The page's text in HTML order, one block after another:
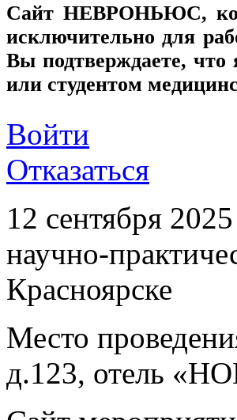
Сайт НЕВРОНЬЮС,
исключительно для
Вы подтверждаете,
или студентом
Войти
Отказаться
12 сентября
научно-
Красноярске
Место
д.123, отель